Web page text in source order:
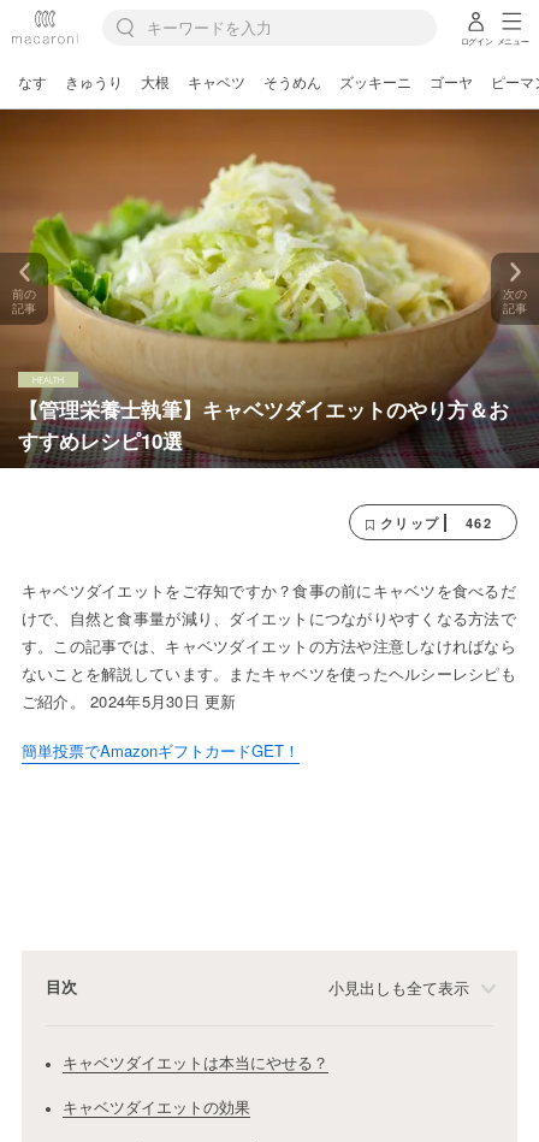
ログイン メニュー
なす きゅうり 大根 キャベツ そうめん ズッキーニ ゴーヤ ピーマ
【管理栄養士執筆】キャベツダイエットのやり方＆お
すすめレシピ10選
前の
記事
次の
記事
クリップ 462
キャベツダイエットをご存知ですか？食事の前にキャベツを食べるだ
けで、自然と食事量が減り、ダイエットにつながりやすくなる方法で
す。この記事では、キャベツダイエットの方法や注意しなければなら
ないことを解説しています。またキャベツを使ったヘルシーレシピも
ご紹介。 2024年5月30日 更新
簡単投票でAmazonギフトカードGET！
目次 小見出しも全て表示
キャベツダイエットは本当にやせる？
キャベツダイエットの効果